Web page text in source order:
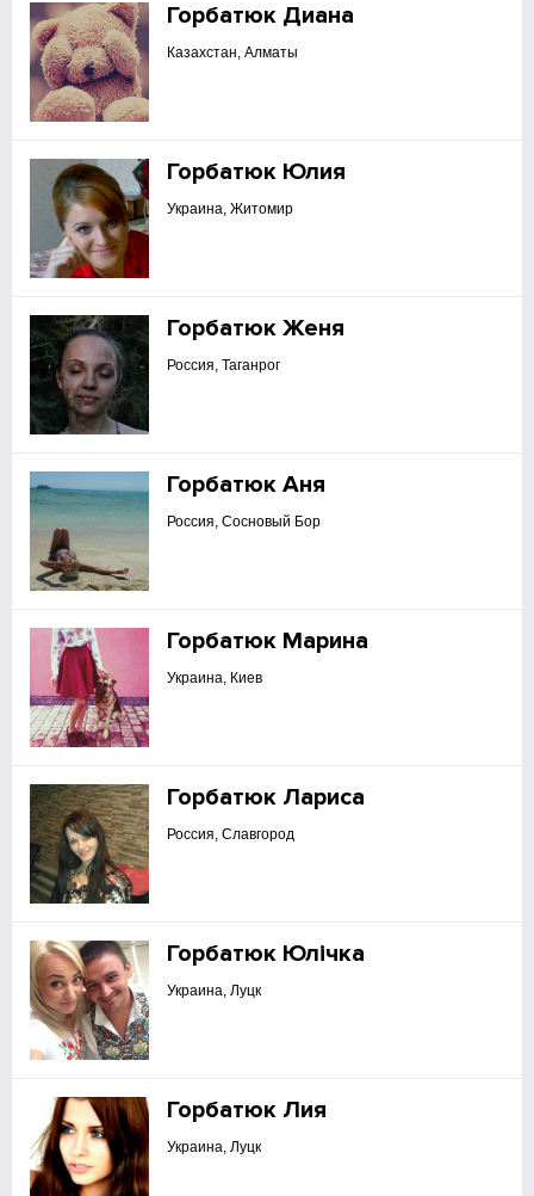
Горбатюк Диана
Казахстан, Алматы
Горбатюк Юлия
Украина, Житомир
Горбатюк Женя
Россия, Таганрог
Горбатюк Аня
Россия, Сосновый Бор
Горбатюк Марина
Украина, Киев
Горбатюк Лариса
Россия, Славгород
Горбатюк Юлічка
Украина, Луцк
Горбатюк Лия
Украина, Луцк